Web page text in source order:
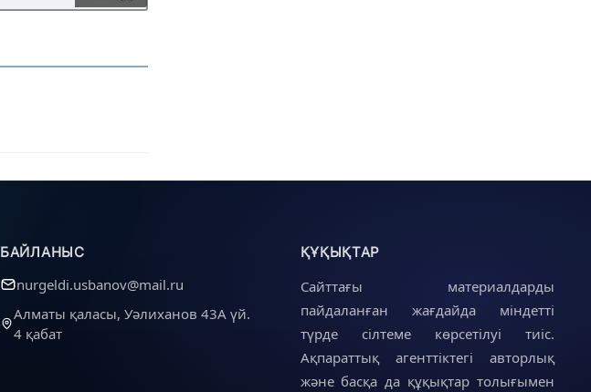
БАЙЛАНЫС
nurgeldi.usbanov@mail.ru
Алматы қаласы, Уәлиханов 43А үй.
4 қабат
ҚҰҚЫҚТАР
Сайттағы материалдарды
пайдаланған жағдайда міндетті
түрде сілтеме көрсетілуі тиіс.
Ақпараттық агенттіктегі авторлық
және басқа да құқықтар толығымен